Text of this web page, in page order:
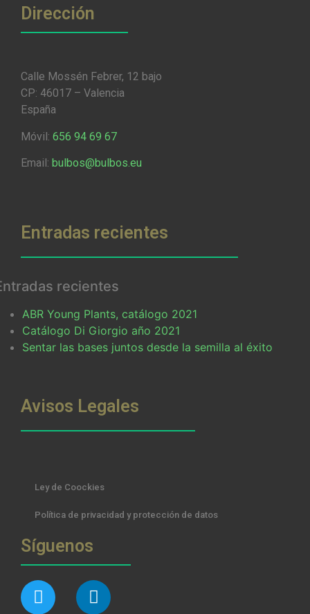
Dirección
Calle Mossén Febrer, 12 bajo
CP: 46017 – Valencia
España
Móvil: 656 94 69 67
Email: bulbos@bulbos.eu
Entradas recientes
recientes
ABR Young Plants, catálogo 2021
Catálogo Di Giorgio año 2021
Sentar las bases juntos desde la semilla al éxito
Avisos Legales
Ley de Coockies
Política de privacidad y protección de datos
Síguenos